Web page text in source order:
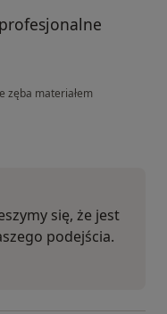
zęba materiałem
się, że jest
podejścia.